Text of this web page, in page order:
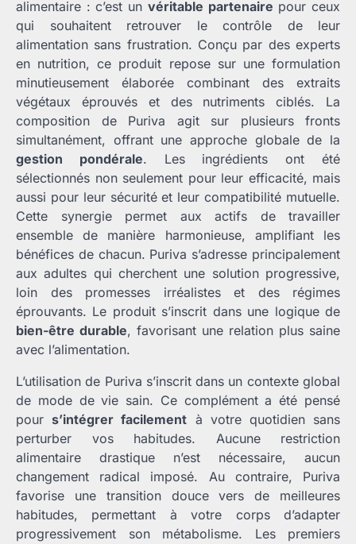
alimentaire : c’est un véritable partenaire pour ceux
qui souhaitent retrouver le contrôle de leur
alimentation sans frustration. Conçu par des experts
en nutrition, ce produit repose sur une formulation
minutieusement élaborée combinant des extraits
végétaux éprouvés et des nutriments ciblés. La
composition de Puriva agit sur plusieurs fronts
simultanément, offrant une approche globale de la
gestion pondérale. Les ingrédients ont été
sélectionnés non seulement pour leur efficacité, mais
aussi pour leur sécurité et leur compatibilité mutuelle.
Cette synergie permet aux actifs de travailler
ensemble de manière harmonieuse, amplifiant les
bénéfices de chacun. Puriva s’adresse principalement
aux adultes qui cherchent une solution progressive,
loin des promesses irréalistes et des régimes
éprouvants. Le produit s’inscrit dans une logique de
bien-être durable, favorisant une relation plus saine
avec l’alimentation.
L’utilisation de Puriva s’inscrit dans un contexte global
de mode de vie sain. Ce complément a été pensé
pours’intégrer facilement à votre quotidien sans
perturber vos habitudes. Aucune restriction
alimentaire drastique n’est nécessaire, aucun
changement radical imposé. Au contraire, Puriva
favorise une transition douce vers de meilleures
habitudes, permettant à votre corps d’adapter
progressivement son métabolisme. Les premiers